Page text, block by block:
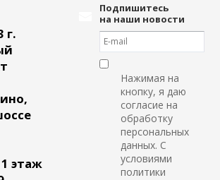
г.
этаж
Подпишитесь
на наши новости
Нажимая на
кнопку, я даю
согласие на
обработку
персональных
данных. С
условиями
политики